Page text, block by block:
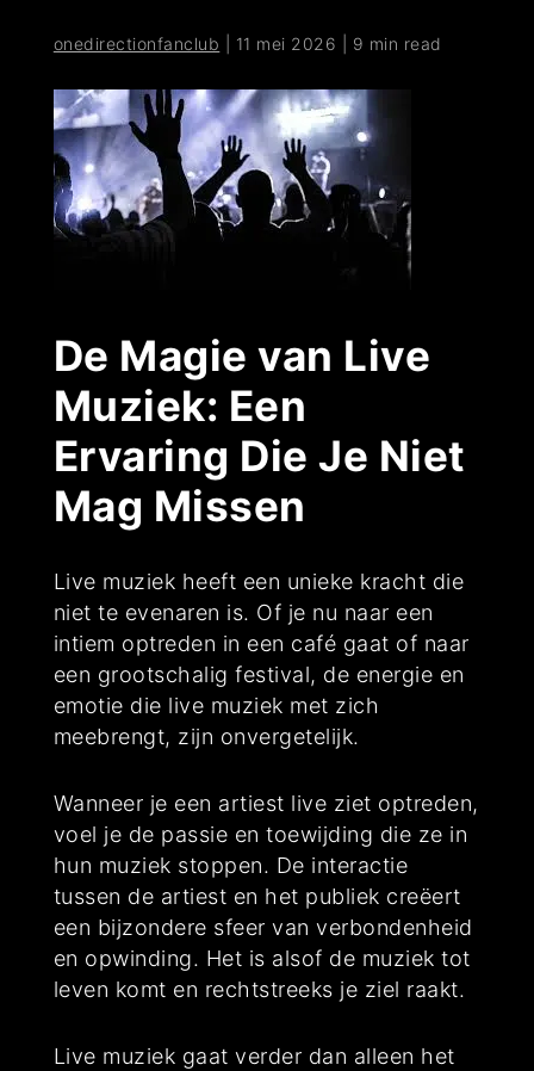
onedirectionfanclub 11 mei 2026 9 min read
De Magie van Live
Muziek: Een
Ervaring Die Je Niet
Mag Missen
Live muziek heeft een unieke kracht die
niet te evenaren is. Of je nu naar een
intiem optreden in een café gaat of naar
een grootschalig festival, de energie en
emotie die live muziek met zich
meebrengt, zijn onvergetelijk.
Wanneer je een artiest live ziet optreden,
voel je de passie en toewijding die ze in
hun muziek stoppen. De interactie
tussen de artiest en het publiek creëert
een bijzondere sfeer van verbondenheid
en opwinding. Het is alsof de muziek tot
leven komt en rechtstreeks je ziel raakt.
Live muziek gaat verder dan alleen het